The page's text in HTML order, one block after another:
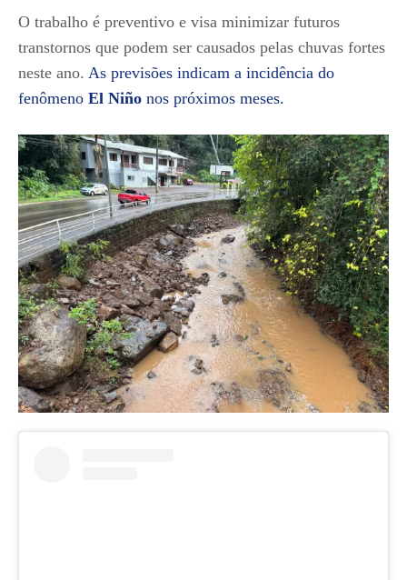
O trabalho é preventivo e visa minimizar futuros
transtornos que podem ser causados pelas chuvas fortes
neste ano. As previsões indicam a incidência do
fenômeno El Niño nos próximos meses.